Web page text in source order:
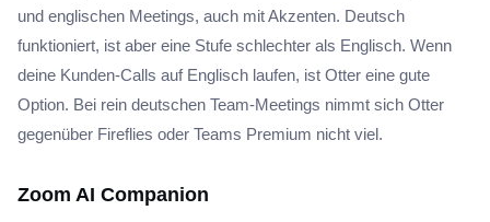
und englischen Meetings, auch mit Akzenten. Deutsch
funktioniert, ist aber eine Stufe schlechter als Englisch. Wenn
deine Kunden-Calls auf Englisch laufen, ist Otter eine gute
Option. Bei rein deutschen Team-Meetings nimmt sich Otter
gegenüber Fireflies oder Teams Premium nicht viel.
Zoom AI Companion